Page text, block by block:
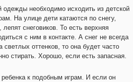
одежды необходимо исходить из детской
На улице дети катаются по снегу,
снеговиков. То есть верхняя
с ним в контакте. А снег не всегда
оттенков, то она будет часто
стирать. Хорошо, если есть запасная.
к подобным играм. И если он